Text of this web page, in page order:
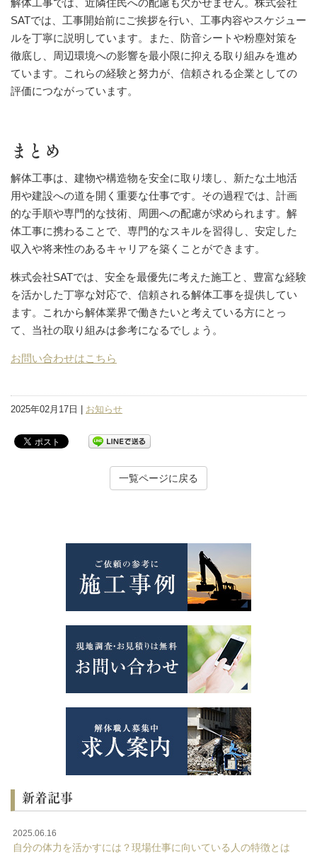
SATでは、工事開始前にご挨拶を行い、工事内容やスケジュー
ルを丁寧に説明しています。また、防音シートや粉塵対策を
徹底し、周辺環境への影響を最小限に抑える取り組みを進め
ています。これらの経験と努力が、信頼される企業としての
評価につながっています。
まとめ
解体工事は、建物や構造物を安全に取り壊し、新たな土地活
用や建設への道を開く重要な仕事です。その過程では、計画
的な手順や専門的な技術、周囲への配慮が求められます。解
体工事に携わることで、専門的なスキルを習得し、安定した
収入や将来性のあるキャリアを築くことができます。
株式会社SATでは、安全を最優先に考えた施工と、豊富な経験
を活かした丁寧な対応で、信頼される解体工事を提供してい
ます。これから解体業界で働きたいと考えている方にとっ
て、当社の取り組みは参考になるでしょう。
お問い合わせはこちら
2025年02月17日 | お知らせ
一覧ページに戻る
新着記事
2025.06.16
自分の体力を活かすには？現場仕事に向いている人の特徴とは